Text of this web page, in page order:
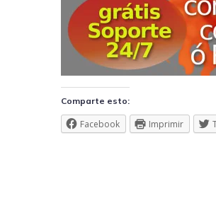
Comparte esto:
Facebook Imprimir